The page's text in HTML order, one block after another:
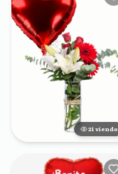
20 viendo